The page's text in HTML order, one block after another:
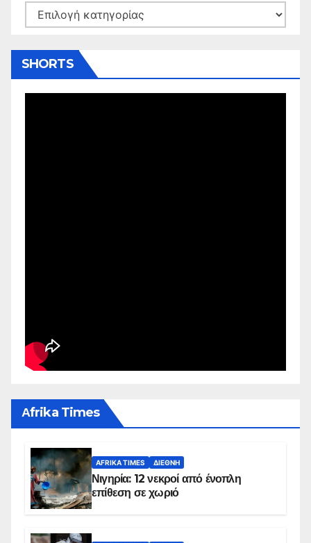
Kατηγορίες
SHORTS
Αfrika Times
AFRIKA TIMES ΔΙΕΘΝΉ
Νιγηρία: 12 νεκροί από ένοπλη
επίθεση σε χωριό